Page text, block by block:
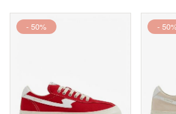
- 50% -